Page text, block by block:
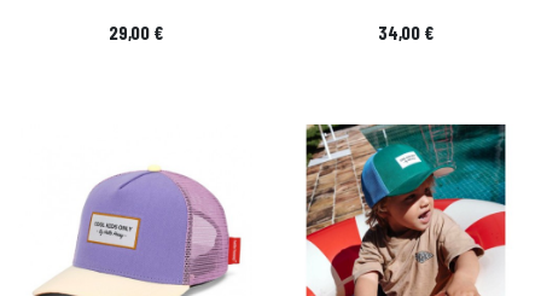
Prix
29,00 € Prix
34,00 €